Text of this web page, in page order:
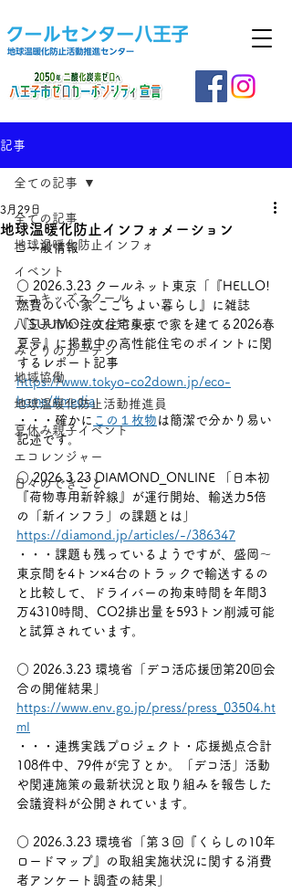
記事
全ての記事
地球温暖化防止インフォ
イベント
エコキッズスクール
八王子市からのお知らせ
みどりのカーテン
地域協働
地球温暖化防止活動推進員
夏休み親子イベント
エコレンジャー
日々のできごと
全ての記事
地球温暖化防止インフォメーション
3月29日
□ 一般情報
○ 2026.3.23 クールネット東京「『HELLO!
燃費のいい家 ここちよい暮らし』に雑誌
『SUUMO注文住宅東京で家を建てる2026春
夏号』に掲載中の高性能住宅のポイントに関
するレポート記事
https://www.tokyo-co2down.jp/eco-
home/#media
・・・確かに この１枚物 は簡潔で分かり易い
記述です。
○ 2026.3.23 DIAMOND_ONLINE 「日本初
『荷物専用新幹線』が運行開始、輸送力5倍
の「新インフラ」の課題とは」
https://diamond.jp/articles/-/386347
・・・課題も残っているようですが、盛岡～
東京間を4トン×4台のトラックで輸送するの
と比較して、ドライバーの拘束時間を年間3
万4310時間、CO2排出量を593トン削減可能
と試算されています。
○ 2026.3.23 環境省「デコ活応援団第20回会
合の開催結果」
https://www.env.go.jp/press/press_03504.ht
ml
・・・連携実践プロジェクト・応援拠点合計
108件中、79件が完了とか。「デコ活」活動
や関連施策の最新状況と取り組みを報告した
会議資料が公開されています。
○ 2026.3.23 環境省「第３回『くらしの10年
ロードマップ』の取組実施状況に関する消費
者アンケート調査の結果」